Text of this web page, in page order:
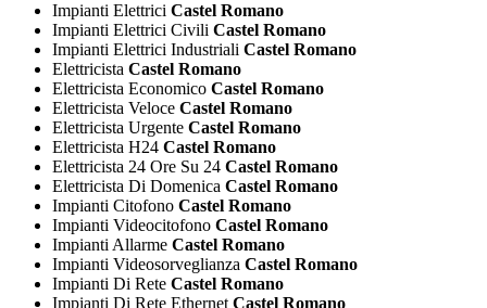
Impianti Elettrici Castel Romano
Impianti Elettrici Civili Castel Romano
Impianti Elettrici Industriali Castel Romano
Elettricista Castel Romano
Elettricista Economico Castel Romano
Elettricista Veloce Castel Romano
Elettricista Urgente Castel Romano
Elettricista H24 Castel Romano
Elettricista 24 Ore Su 24 Castel Romano
Elettricista Di Domenica Castel Romano
Impianti Citofono Castel Romano
Impianti Videocitofono Castel Romano
Impianti Allarme Castel Romano
Impianti Videosorveglianza Castel Romano
Impianti Di Rete Castel Romano
Impianti Di Rete Ethernet Castel Romano